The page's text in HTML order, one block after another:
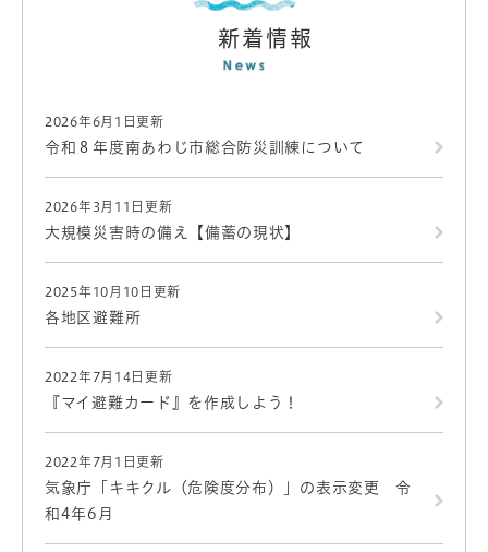
新着情報
2026年6月1日更新
令和８年度南あわじ市総合防災訓練について
2026年3月11日更新
大規模災害時の備え【備蓄の現状】
2025年10月10日更新
各地区避難所
2022年7月14日更新
『マイ避難カード』を作成しよう！
2022年7月1日更新
気象庁「キキクル（危険度分布）」の表示変更 令
和4年6月